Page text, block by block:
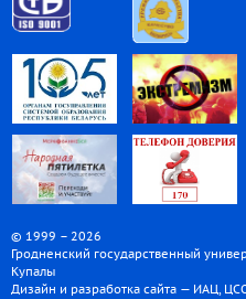
© 1999 – 2026
Гродненский государственный
Купалы
Дизайн и разработка сайта — ИАЦ,